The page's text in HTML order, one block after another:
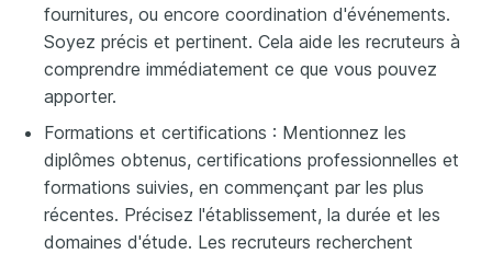
fournitures, ou encore coordination d'événements.
Soyez précis et pertinent. Cela aide les recruteurs à
comprendre immédiatement ce que vous pouvez
apporter.
Formations et certifications : Mentionnez les
diplômes obtenus, certifications professionnelles et
formations suivies, en commençant par les plus
récentes. Précisez l'établissement, la durée et les
domaines d'étude. Les recruteurs recherchent